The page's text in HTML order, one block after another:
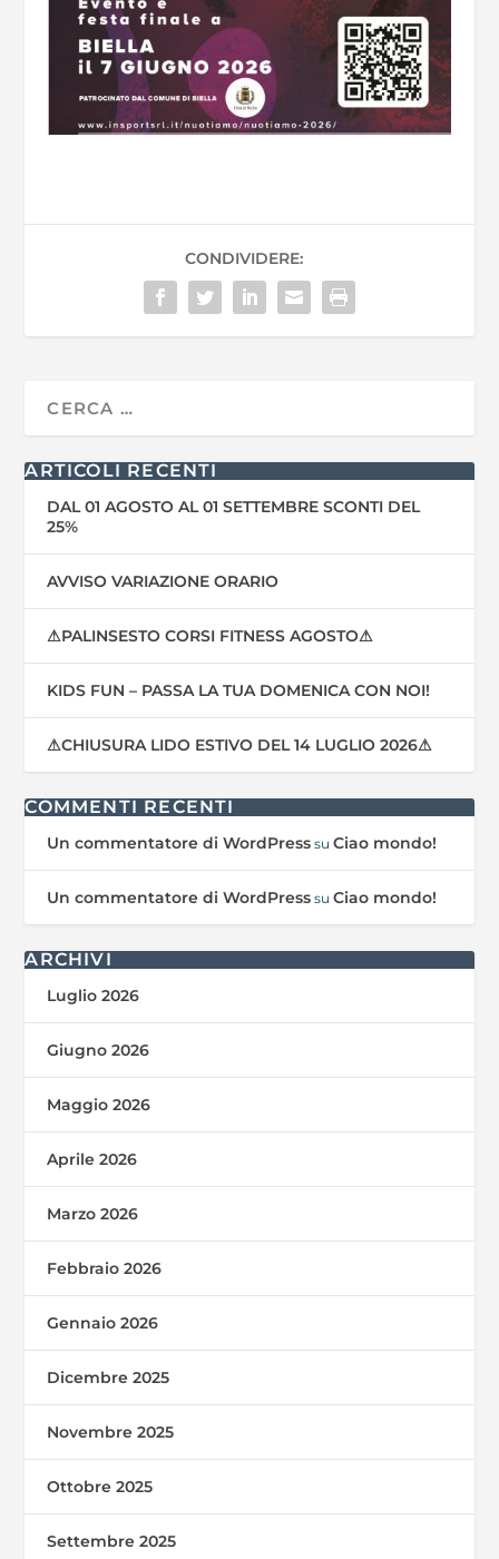
CONDIVIDERE:
ARTICOLI RECENTI
DAL 01 AGOSTO AL 01 SETTEMBRE SCONTI DEL
25%
AVVISO VARIAZIONE ORARIO
⚠PALINSESTO CORSI FITNESS AGOSTO⚠
KIDS FUN – PASSA LA TUA DOMENICA CON NOI!
⚠CHIUSURA LIDO ESTIVO DEL 14 LUGLIO 2026⚠
COMMENTI RECENTI
Un commentatore di WordPress suCiao mondo!
Un commentatore di WordPress suCiao mondo!
ARCHIVI
Luglio 2026
Giugno 2026
Maggio 2026
Aprile 2026
Marzo 2026
Febbraio 2026
Gennaio 2026
Dicembre 2025
Novembre 2025
Ottobre 2025
Settembre 2025